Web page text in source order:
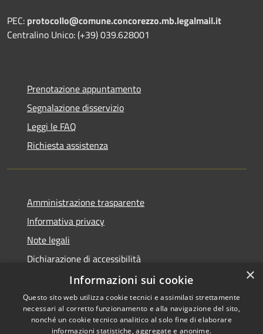
PEC: protocollo@comune.concorezzo.mb.legalmail.it
Centralino Unico: (+39) 039.628001
Prenotazione appuntamento
Segnalazione disservizio
Leggi le FAQ
Richiesta assistenza
Amministrazione trasparente
Informativa privacy
Note legali
Dichiarazione di accessibilità
Whistleblowing
×
Informazioni sui cookie
Questo sito web utilizza cookie tecnici e assimilati strettamente
necessari al corretto funzionamento e alla navigazione del sito,
nonché un cookie tecnico analitico al solo fine di elaborare
informazioni statistiche, aggregate e anonime.